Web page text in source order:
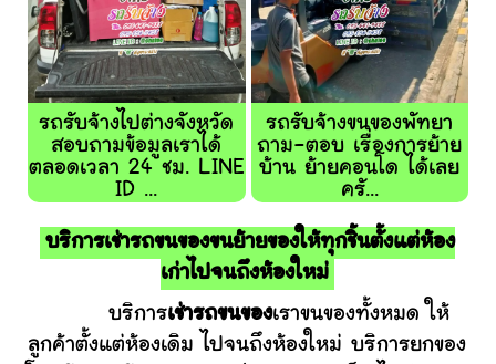
รถรับจ้างไปต่างจังหวัด
สอบถามข้อมูลเราได้
ตลอดเวลา 24 ชม. LINE
ID ...
รถรับจ้างขนของพัทยา
ถาม-ตอบ เรื่องการย้าย
บ้าน ย้ายคอนโด ได้เลย
ครั...
บริการเช่ารถขนของขนย้ายของให้ทุกชิ้นตั้งแต่ห้อง
เก่าไปจนถึงห้องใหม่
บริการเช่ารถขนของเราขนของทั้งหมด ให้
ลูกค้าตั้งแต่ห้องเดิม ไปจนถึงห้องใหม่ บริการยกของ